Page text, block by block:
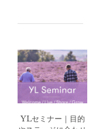
YLセミナー｜目的